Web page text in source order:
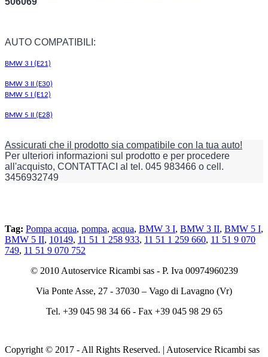
AUTO COMPATIBILI:
BMW 3 I (E21)
BMW 3 II (E30)
BMW 5 I (E12)
BMW 5 II (E28)
Assicurati che il prodotto sia compatibile con la tua auto!
Per ulteriori informazioni sul prodotto e per procedere
all'acquisto, CONTATTACI al tel. 045 983466 o cell.
3456932749
Tag: Pompa acqua, pompa, acqua, BMW 3 I, BMW 3 II, BMW 5 I,
BMW 5 II, 10149, 11 51 1 258 933, 11 51 1 259 660, 11 51 9 070
749, 11 51 9 070 752
© 2010 Autoservice Ricambi sas - P. Iva 00974960239
Via Ponte Asse, 27 - 37030 – Vago di Lavagno (Vr)
Tel. +39 045 98 34 66 - Fax +39 045 98 29 65
Copyright © 2017 - All Rights Reserved. | Autoservice Ricambi sas